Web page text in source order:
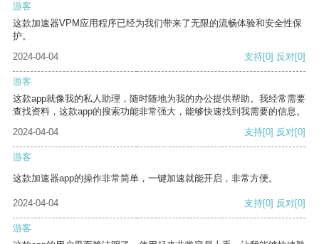
游客
这款加速器VPM应用程序已经为我们带来了无限的流畅体验和安全性保
护。
2024-04-04
支持[0] 反对[0]
游客
这款app就像我的私人助理，随时随地为我的办公提供帮助。我经常需要
查找资料，这款app的搜索功能非常强大，能够快速找到我需要的信息。
2024-04-04
支持[0] 反对[0]
游客
这款加速器app的操作非常简单，一键加速就能开启，非常方便。
2024-04-04 支持[0] 反对[0]
游客